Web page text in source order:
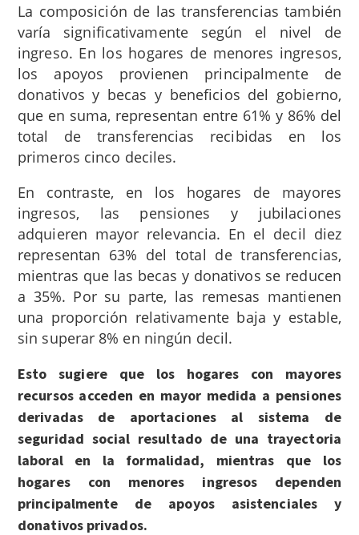
La composición de las transferencias también
varía significativamente según el nivel de
ingreso. En los hogares de menores ingresos,
los apoyos provienen principalmente de
donativos y becas y beneficios del gobierno,
que en suma, representan entre 61% y 86% del
total de transferencias recibidas en los
primeros cinco deciles.
En contraste, en los hogares de mayores
ingresos, las pensiones y jubilaciones
adquieren mayor relevancia. En el decil diez
representan 63% del total de transferencias,
mientras que las becas y donativos se reducen
a 35%. Por su parte, las remesas mantienen
una proporción relativamente baja y estable,
sin superar 8% en ningún decil.
Esto sugiere que los hogares con mayores
recursos acceden en mayor medida a pensiones
derivadas de aportaciones al sistema de
seguridad social resultado de una trayectoria
laboral en la formalidad, mientras que los
hogares con menores ingresos dependen
principalmente de apoyos asistenciales y
donativos privados.